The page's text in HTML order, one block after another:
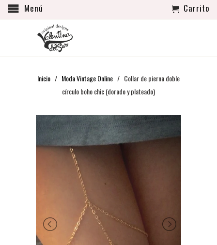
Menú Carrito
Inicio / Moda Vintage Online / Collar de pierna doble
círculo boho chic (dorado y plateado)